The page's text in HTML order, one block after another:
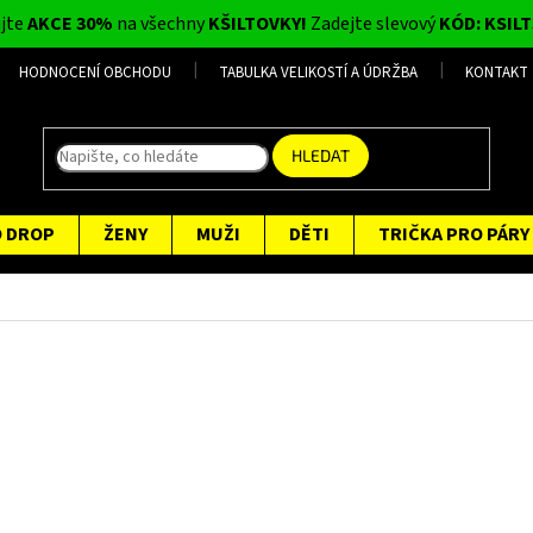
AKCE 30% na všechnyKŠILTOVKY! Zadejte slevovýKÓD:
HODNOCENÍ OBCHODU TABULKA VELIKOSTÍ A ÚDRŽBA KONTAKT
HLEDAT
ŽENY MUŽI DĚTI TRIČKA PRO PÁRY